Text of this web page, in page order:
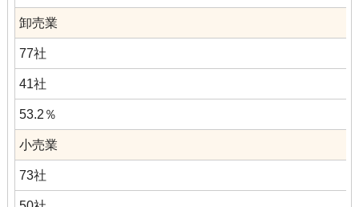
卸売業
77社
41社
53.2％
小売業
73社